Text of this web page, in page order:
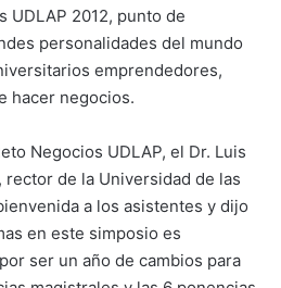
UDLAP 2012, punto de
personalidades del mundo
emprendedores,
hacer negocios.
Negocios UDLAP, el Dr. Luis
de la Universidad de las
a los asistentes y dijo
en este simposio es
ser un año de cambios para